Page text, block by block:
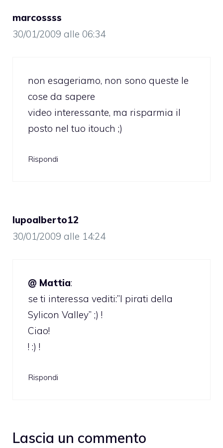
marcossss
30/01/2009 alle 06:34
non esageriamo, non sono queste le
cose da sapere
video interessante, ma risparmia il
posto nel tuo itouch ;)
Rispondi
lupoalberto12
30/01/2009 alle 14:24
@ Mattia:
se ti interessa vediti:”I pirati della
Sylicon Valley” ;) !
Ciao!
! :) !
Rispondi
Lascia un commento